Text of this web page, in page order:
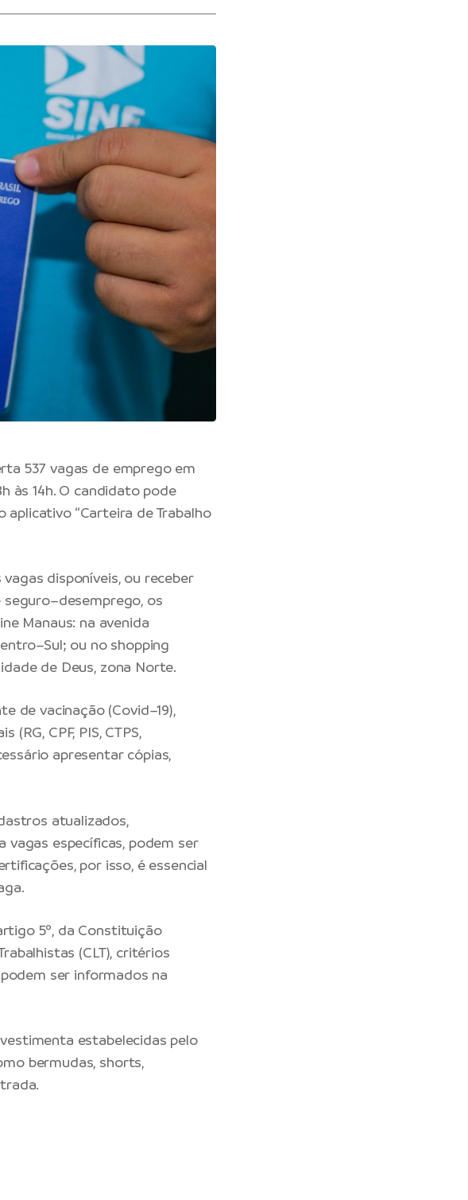
537 vagas de emprego em
às 14h. O candidato pode
aplicativo “Carteira de Trabalho
disponíveis, ou receber
os
Manaus: na avenida
ou no shopping
de Deus, zona Norte.
de vacinação (Covid–19),
CPF, PIS, CTPS,
apresentar cópias,
atualizados,
vagas específicas, podem ser
por isso, é essencial
5º, da Constituição
(CLT), critérios
ser informados na
estabelecidas pelo
bermudas, shorts,